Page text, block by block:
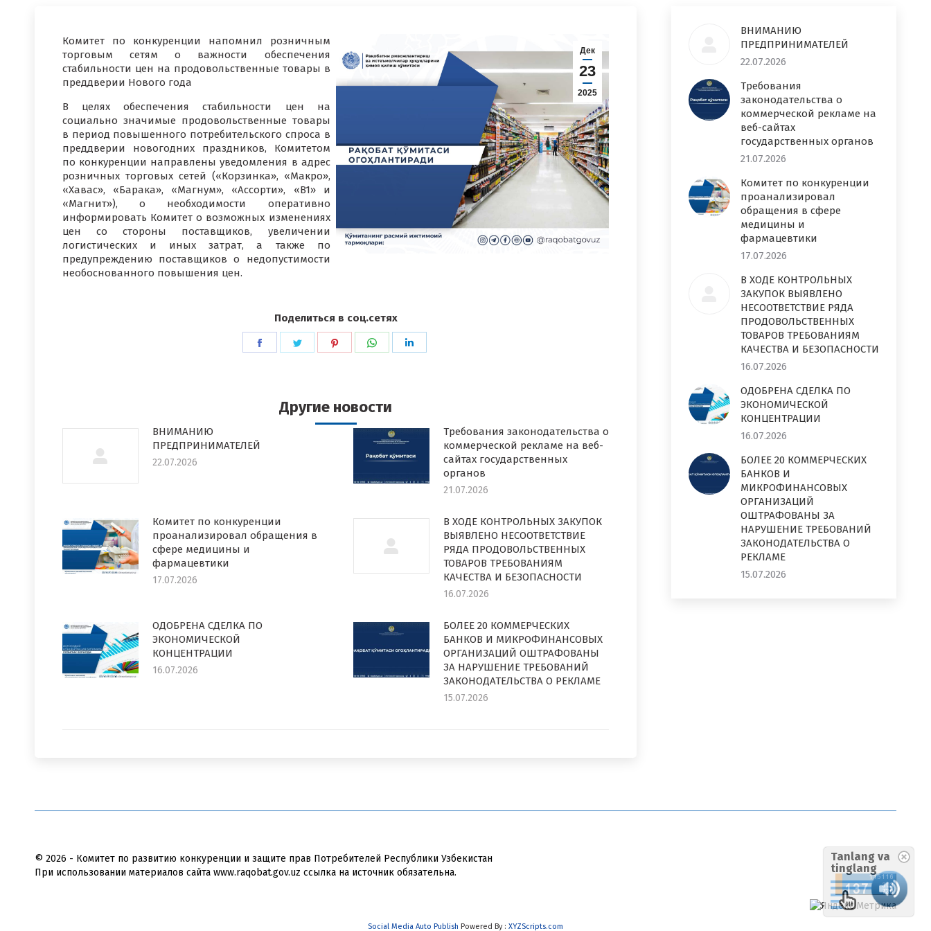
Дек
23
2025
Комитет по конкуренции напомнил розничным
торговым сетям о важности обеспечения
стабильности цен на продовольственные товары в
преддверии Нового года
В целях обеспечения стабильности цен на
социально значимые продовольственные товары
в период повышенного потребительского спроса в
преддверии новогодних праздников, Комитетом
по конкуренции направлены уведомления в адрес
розничных торговых сетей («Корзинка», «Макро»,
«Хавас», «Барака», «Магнум», «Ассорти», «B1» и
«Магнит»), о необходимости оперативно
информировать Комитет о возможных изменениях
цен со стороны поставщиков, увеличении
логистических и иных затрат, а также по
предупреждению поставщиков о недопустимости
необоснованного повышения цен.
Поделиться в соц.сетях
ПоделитьсяПоделитьсяПоделитьсяПоделиться
Другие новости
ВНИМАНИЮ
ПРЕДПРИНИМАТЕЛЕЙ
22.07.2026
Требования законодательства о
коммерческой рекламе на веб-
сайтах государственных
органов
21.07.2026
Комитет по конкуренции
проанализировал обращения в
сфере медицины и
фармацевтики
17.07.2026
В ХОДЕ КОНТРОЛЬНЫХ ЗАКУПОК
ВЫЯВЛЕНО НЕСООТВЕТСТВИЕ
РЯДА ПРОДОВОЛЬСТВЕННЫХ
ТОВАРОВ ТРЕБОВАНИЯМ
КАЧЕСТВА И БЕЗОПАСНОСТИ
16.07.2026
ОДОБРЕНА СДЕЛКА ПО
ЭКОНОМИЧЕСКОЙ
КОНЦЕНТРАЦИИ
16.07.2026
БОЛЕЕ 20 КОММЕРЧЕСКИХ
БАНКОВ И МИКРОФИНАНСОВЫХ
ОРГАНИЗАЦИЙ ОШТРАФОВАНЫ
ЗА НАРУШЕНИЕ ТРЕБОВАНИЙ
ЗАКОНОДАТЕЛЬСТВА О РЕКЛАМЕ
15.07.2026
ВНИМАНИЮ
ПРЕДПРИНИМАТЕЛЕЙ
22.07.2026
Требования
законодательства о
коммерческой рекламе на
веб-сайтах
государственных органов
21.07.2026
Комитет по конкуренции
проанализировал
обращения в сфере
медицины и
фармацевтики
17.07.2026
В ХОДЕ КОНТРОЛЬНЫХ
ЗАКУПОК ВЫЯВЛЕНО
НЕСООТВЕТСТВИЕ РЯДА
ПРОДОВОЛЬСТВЕННЫХ
ТОВАРОВ ТРЕБОВАНИЯМ
КАЧЕСТВА И БЕЗОПАСНОСТИ
16.07.2026
ОДОБРЕНА СДЕЛКА ПО
ЭКОНОМИЧЕСКОЙ
КОНЦЕНТРАЦИИ
16.07.2026
БОЛЕЕ 20 КОММЕРЧЕСКИХ
БАНКОВ И
МИКРОФИНАНСОВЫХ
ОРГАНИЗАЦИЙ
ОШТРАФОВАНЫ ЗА
НАРУШЕНИЕ ТРЕБОВАНИЙ
ЗАКОНОДАТЕЛЬСТВА О
РЕКЛАМЕ
15.07.2026
© 2026 - Комитет по развитию конкуренции и защите прав Потребителей Республики Узбекистан
При использовании материалов сайта www.raqobat.gov.uz ссылка на источник обязательна.
Social Media Auto Publish Powered By : XYZScripts.com
Tanlang va
tinglang